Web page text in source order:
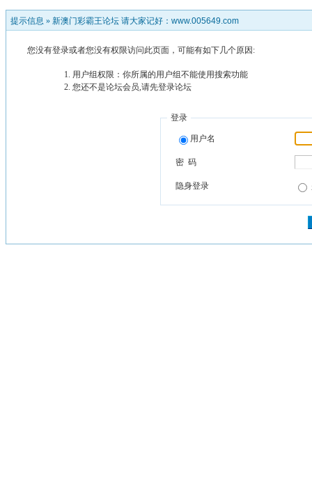
提示信息 » 新澳门彩霸王论坛 请大家记好：www.005649.com
您没有登录或者您没有权限访问此页面，可能有如下几个原因:
用户组权限：你所属的用户组不能使用搜索功能
您还不是论坛会员,请先登录论坛
登录
用户名
密 码
隐身登录